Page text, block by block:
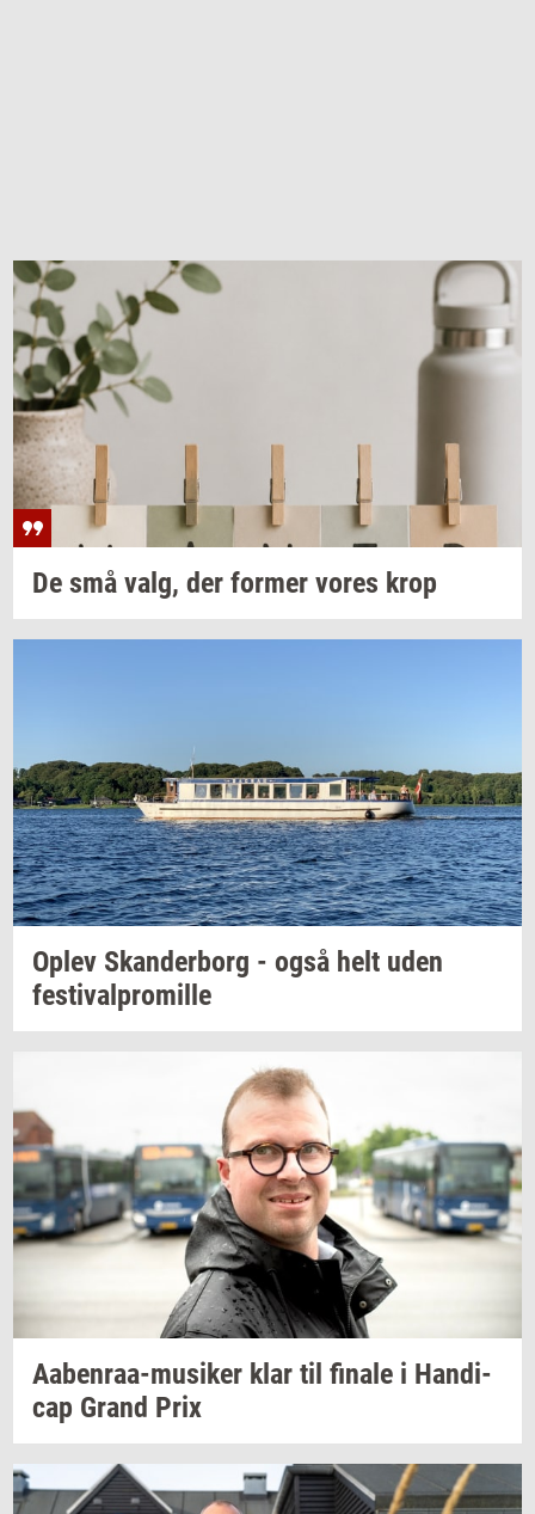
De små valg, der for­mer vores krop
Oplev Skan­der­borg - også helt uden
festi­val­pro­mil­le
Aabenraa-​musiker klar til fi­na­le i Han­di­
cap Grand Prix